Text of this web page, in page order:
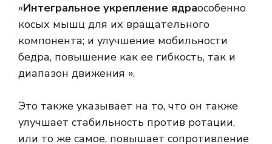
«Интегральное укрепление ядраособенно
косых мышц для их вращательного
компонента; и улучшение мобильности
бедра, повышение как ее гибкость, так и
диапазон движения ».
Это также указывает на то, что он также
улучшает стабильность против ротации,
или то же самое, повышает сопротивление